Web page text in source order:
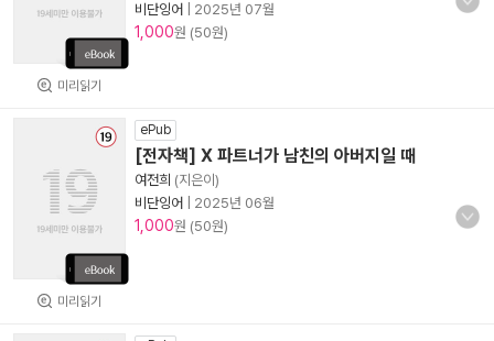
미리읽기
비단잉어
2025년 07월
1,000원 (50원)
미리읽기
ePub
[전자책] X 파트너가 남친의 아버지일 때
여전희 (지은이)
비단잉어
2025년 06월
1,000원 (50원)